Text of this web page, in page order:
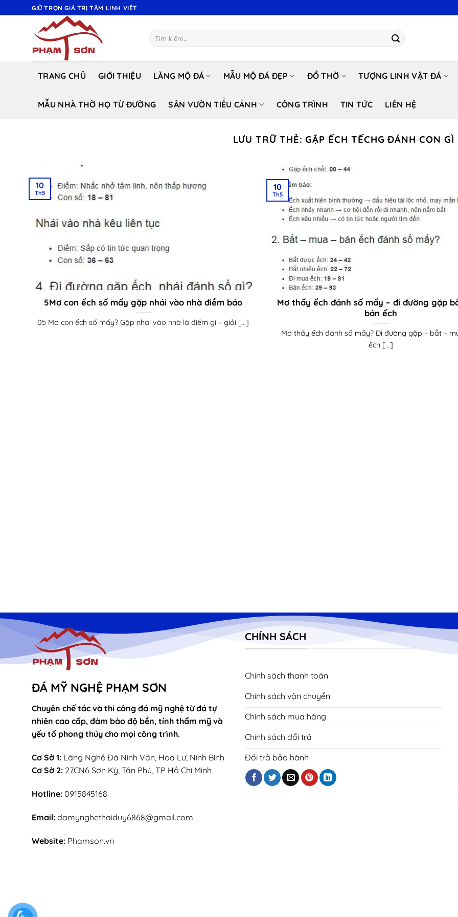
qua
GIỮ TRỌN GIÁ TRỊ TÂM LINH VIỆT
Tìm
kiếm:
TRANG CHỦ GIỚI THIỆU LĂNG MỘ ĐÁ MẪU MỘ ĐÁ ĐẸP ĐỒ THỜ TƯỢNG LINH VẬT ĐÁ
MẪU NHÀ THỜ HỌ TỪ ĐƯỜNG SÂN VƯỜN TIỂU CẢNH CÔNG TRÌNH TIN TỨC LIÊN HỆ
LƯU TRỮ THẺ:GẶP ẾCH TẾCHG ĐÁNH CON GÌ
5Mơ con ếch số mấy gặp nhái vào nhà điềm báo
05 Mơ con ếch số mấy? Gặp nhái vào nhà là điềm gì – giải [...]
10
Th5
Mơ thấy ếch đánh số mấy – đi đường gặp
bán ếch
Mơ thấy ếch đánh số mấy? Đi đường gặp – bắt –
ếch [...]
10
Th5
ĐÁ MỸ NGHỆ PHẠM SƠN
Chuyên chế tác và thi công đá mỹ nghệ từ đá tự
nhiên cao cấp, đảm bảo độ bền, tính thẩm mỹ và
yếu tố phong thủy cho mọi công trình.
Cơ Sở 1: Làng Nghề Đá Ninh Vân, Hoa Lư, Ninh Bình
Cơ Sở 2: 27CN6 Sơn Kỳ, Tân Phú, TP Hồ Chí Minh
Hotline: 0915845168
Email: damynghethaiduy6868@gmail.com
Website: Phamson.vn
CHÍNH SÁCH
Chính sách thanh toán
Chính sách vận chuyển
Chính sách mua hàng
Chính sách đổi trả
Đổi trả bảo hành